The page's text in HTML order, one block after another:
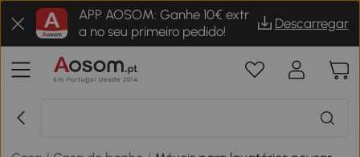
APP AOSOM: Ganhe 10€ extr
a no seu primeiro pedido!
Descarregar